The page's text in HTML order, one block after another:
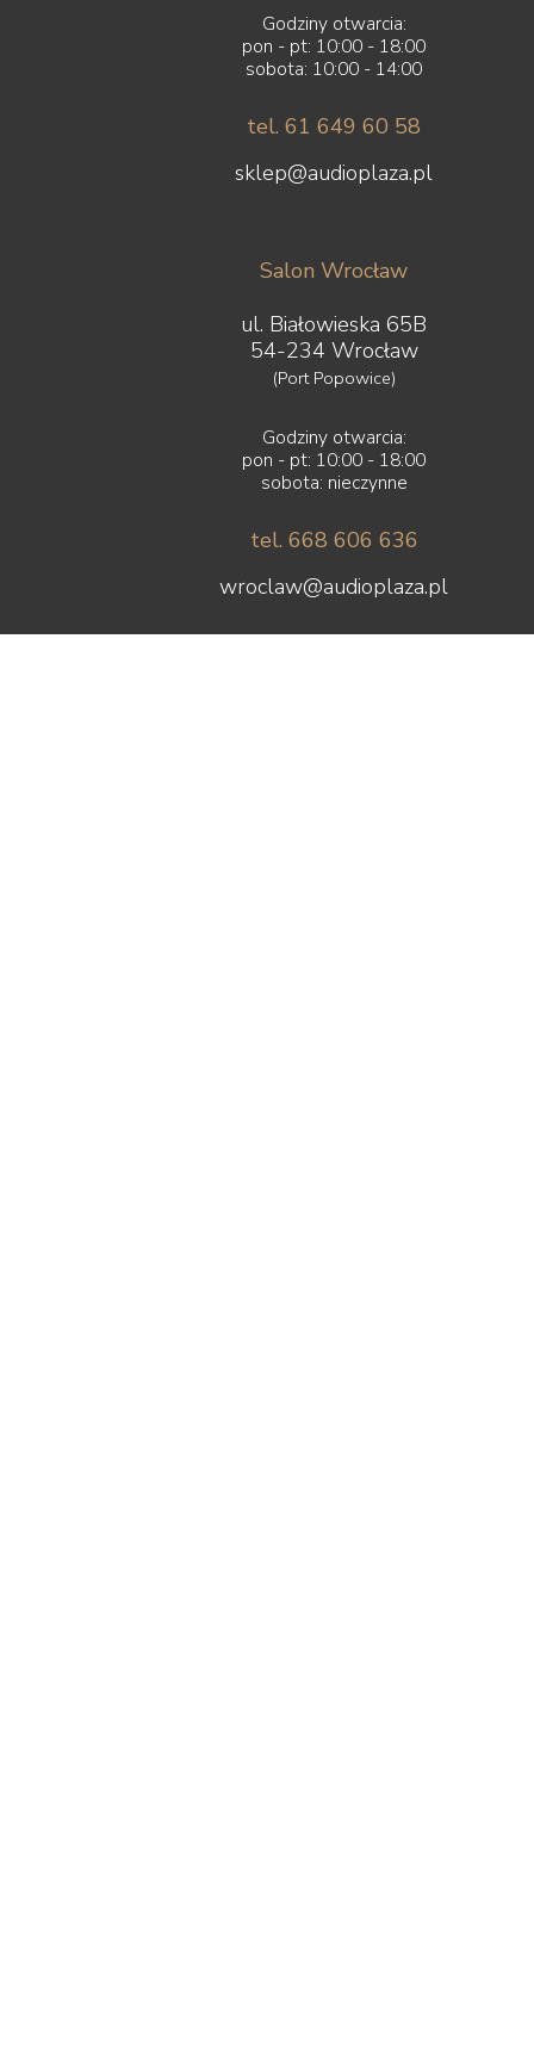
Godziny otwarcia:
pon - pt: 10:00 - 18:00
sobota: 10:00 - 14:00
tel. 61 649 60 58
sklep@audioplaza.pl
Salon Wrocław
ul. Białowieska 65B
54-234 Wrocław
(Port Popowice)
Godziny otwarcia:
pon - pt: 10:00 - 18:00
sobota: nieczynne
tel. 668 606 636
wroclaw@audioplaza.pl